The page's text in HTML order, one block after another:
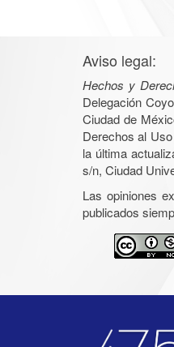
Aviso legal:
Hechos y
Delegación
Ciudad de
Derechos al
la última
s/n, Ciudad
Las opiniones
publicados